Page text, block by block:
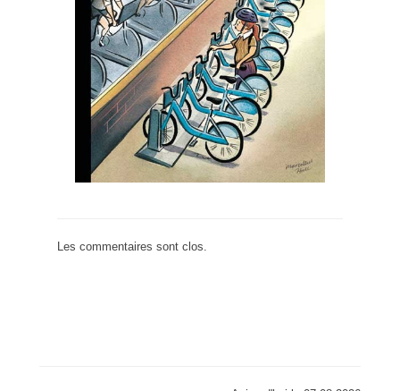
Les commentaires sont clos.